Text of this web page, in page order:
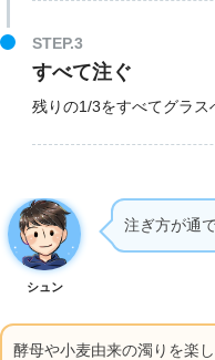
STEP.3
すべて注ぐ
残りの1/3をすべてグラス
シュン
注ぎ方が通
酵母や小麦由来の濁りを楽